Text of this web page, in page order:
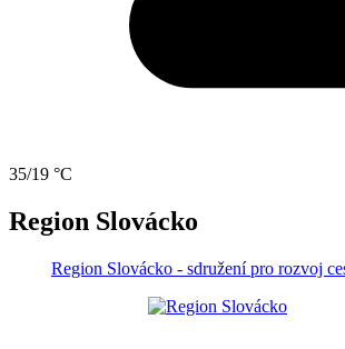
35/19 °C
Region Slovácko
Region Slovácko - sdružení pro rozvoj